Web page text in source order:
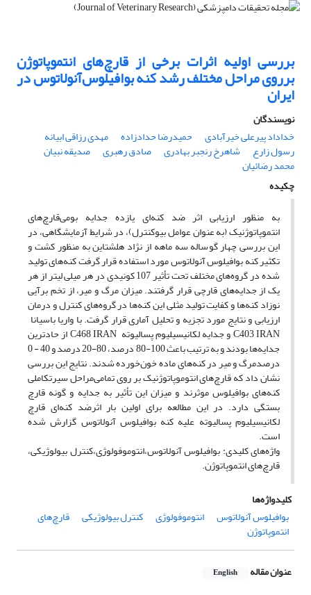
بررسی اولیه اثرات برخی از قارچ‌های انتموپاتوژن
برروی مراحل مختلف رشد کنه بوافیلوس‌آنولاتوس در
ایران
نویسندگان
خداداد پیرعلی خیرآبادی
حمیدرضا حدادزاده مهدی رزاقی ابیانه
رسول زارع شاهرخ رنجبر بهادری صادق رهبری صدیقه نبیان
محمد رضائیان
چکیده
به منظور ارزیابی اثر ضد کنه‌ای یازده جدایه بومی‌قارچ‌های
انتموپاتوژنیک (به عنوان عوامل بیوکنترل)، در شرایط آزمایشگاهی، در
این بررسی چهار گوساله سه ماهه از نژاد هلشتاین به منظور کشت و
تکثیر کنه بوافیلوس آنولاتوس مورد استفاده قرار گرفت کنه‌های تولید
شده در گروه‌های مختلف تحت تأثیر 107 کونیدی در هر میلی لیتر از هر
یک از جدایه‌های قارچی قرار گرفتند. میزان مرگ و میر، از تخم برآیی
نوزاد کنه‌ها و کفایت تولید مثلی این کنه‌ها در گروه‌های کنترل و درمان
ارزیابی و نتایج مورد تجزیه و تحلیل آماری قرار گرفت. با واریا باسیانا ‌
C403 IRAN ‌و جدایه لکانیسیلیوم پسالیوته ‌ C468 IRAN ‌از حادترین
جدایه‌ها بودند و به ترتیب باعث 100-80 درصد، 80-20 درصد و 40 - 0
درصدمرگ و میر در کنه‌های ماده خون‌خورده شدند. نتایج این بررسی
نشان داد که قارچ‌های انتوموپاتوژنیک بر روی تمامی‌مراحل سیرتکاملی
کنه‌های بوافیلوس موثرند و میزان این تأثیر به جدایه و گونه قارچ
بستگی دارد. در این مطالعه برای اولین بار اثرضد کنه‌ای قارچ
لکانیسیلیوم پسالیوته علیه کنه بوافیلوس آنولاتوس گزارش شده
است. ‌ ‌
واژه‌های کلیدی: بوافیلوس آنولاتوس،انتوموفولوژی،کنترل بیولوژیکی،
قارچ‌های انتموپاتوژن.
کلیدواژه‌ها
بوافیلوس آنولاتوس
انتوموفولوژی کنترل بیولوژیکی قارچ‌های
انتموپاتوژن
عنوان مقاله English